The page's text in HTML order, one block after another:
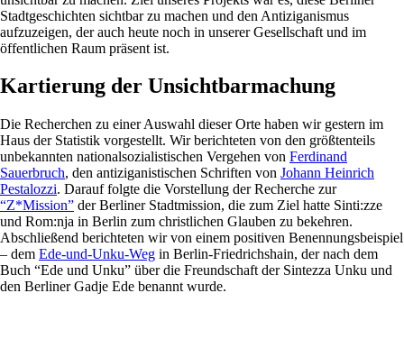
Stadtgeschichten sichtbar zu machen und den Antiziganismus
aufzuzeigen, der auch heute noch in unserer Gesellschaft und im
öffentlichen Raum präsent ist.
Kartierung der Unsichtbarmachung
Die Recherchen zu einer Auswahl dieser Orte haben wir gestern im
Haus der Statistik vorgestellt. Wir berichteten von den größtenteils
unbekannten nationalsozialistischen Vergehen von Ferdinand
Sauerbruch, den antiziganistischen Schriften von Johann Heinrich
Pestalozzi. Darauf folgte die Vorstellung der Recherche zur
“Z*Mission” der Berliner Stadtmission, die zum Ziel hatte Sinti:zze
und Rom:nja in Berlin zum christlichen Glauben zu bekehren.
Abschließend berichteten wir von einem positiven Benennungsbeispiel
– dem Ede-und-Unku-Weg in Berlin-Friedrichshain, der nach dem
Buch “Ede und Unku” über die Freundschaft der Sintezza Unku und
den Berliner Gadje Ede benannt wurde.